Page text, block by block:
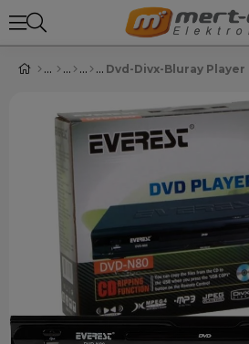
Dvd-Divx-Bluray Player